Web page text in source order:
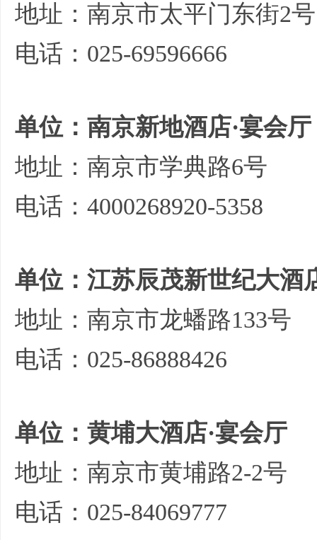
地址：南京市太平门东街2号
电话：025-69596666
单位：南京新地酒店·宴会厅
地址：南京市学典路6号
电话：4000268920-5358
单位：江苏辰茂新世纪大酒
地址：南京市龙蟠路133号
电话：025-86888426
单位：黄埔大酒店·宴会厅
地址：南京市黄埔路2-2号
电话：025-84069777